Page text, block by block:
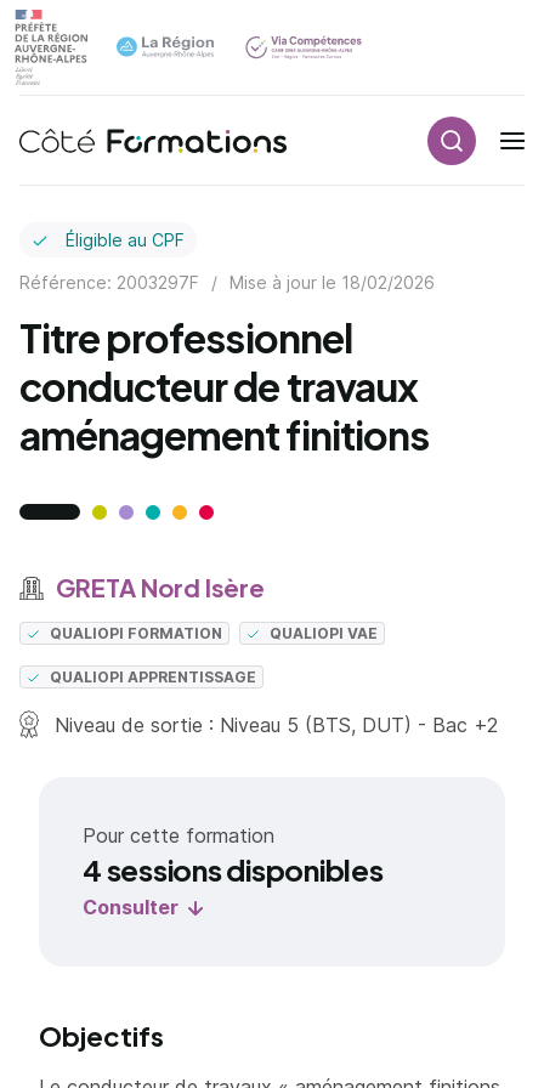
Navigation principale
Éligible au CPF
Référence: 2003297F / Mise à jour le 18/02/2026
Titre professionnel
conducteur de travaux
aménagement finitions
GRETA Nord Isère
QUALIOPI FORMATION QUALIOPI VAE
QUALIOPI APPRENTISSAGE
Niveau de sortie : Niveau 5 (BTS, DUT) - Bac +2
Pour cette formation
4 sessions disponibles
Consulter
Objectifs